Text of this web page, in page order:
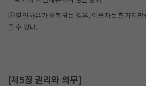
③ 할인사유가 중복되는 경우, 이용자는 한가지만
을 수 있다.
[제5장 권리와 의무]